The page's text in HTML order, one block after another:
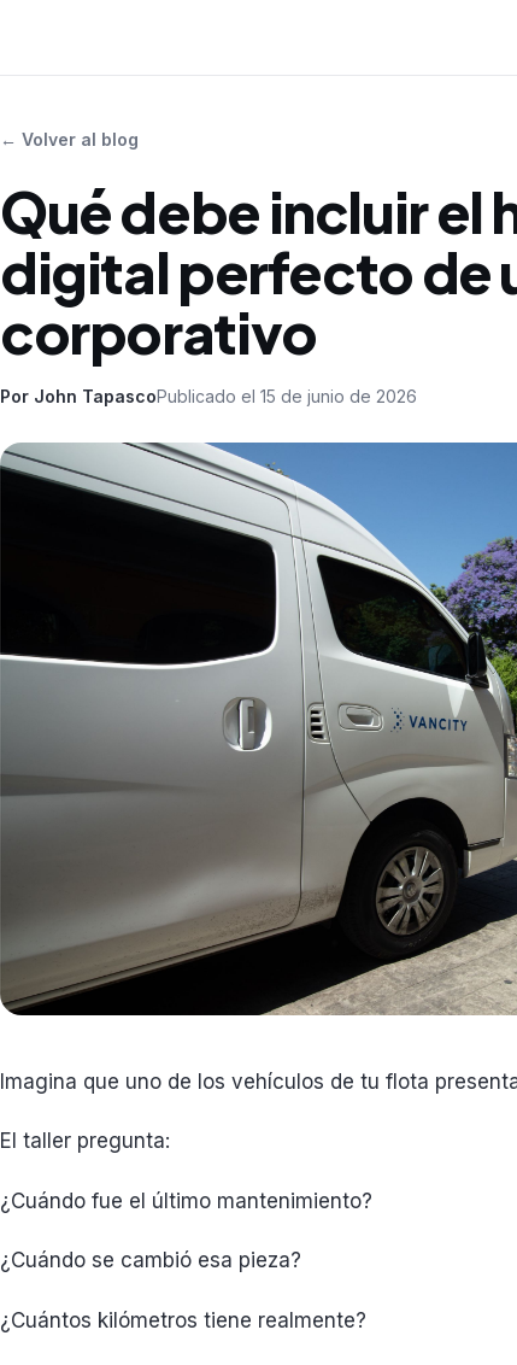
← Volver al blog
Qué debe incluir el
digital perfecto de
corporativo
Por John TapascoPublicado el 15 de junio de 2026
Imagina que uno de los vehículos de tu flota
El taller pregunta:
¿Cuándo fue el último mantenimiento?
¿Cuándo se cambió esa pieza?
¿Cuántos kilómetros tiene realmente?